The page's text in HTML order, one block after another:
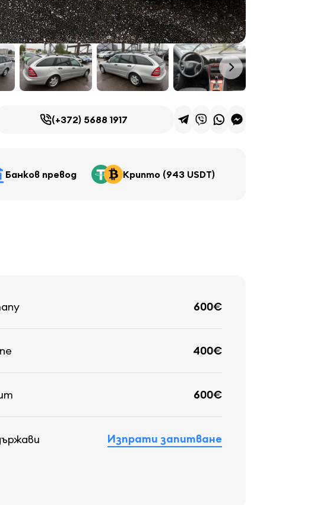
(+372) 5688 1917
Банков превод Крипто (943 USDT)
600€
400€
600€
Изпрати запитване